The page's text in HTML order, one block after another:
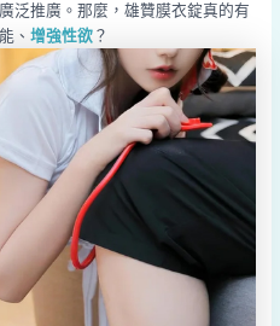
泛推廣。那麼，雄贊膜衣錠真的有
、 增強性欲？